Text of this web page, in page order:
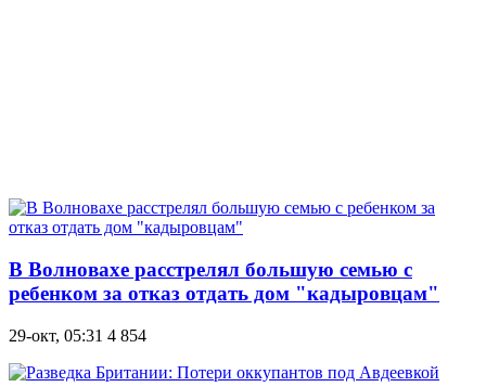
В Волновахе расстрелял большую семью с
ребенком за отказ отдать дом "кадыровцам"
29-окт, 05:31 4 854